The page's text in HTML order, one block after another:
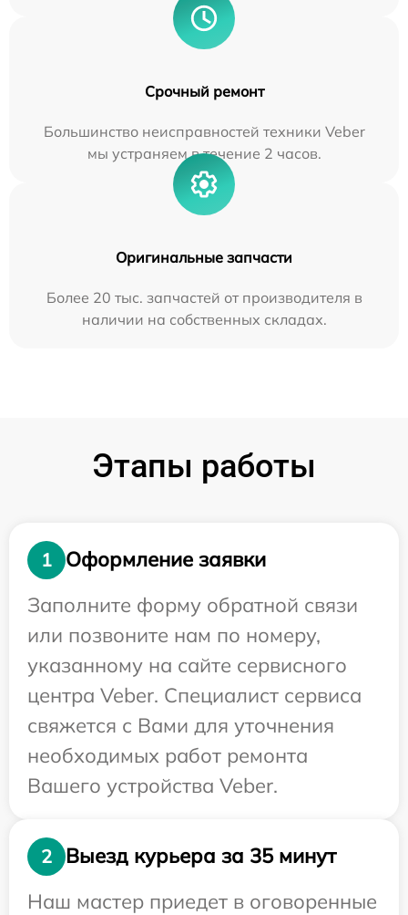
Срочный ремонт
Большинство неисправностей техники Veber
мы устраняем в течение 2 часов.
Оригинальные запчасти
Более 20 тыс. запчастей от производителя в
наличии на собственных складах.
Этапы работы
1
Оформление заявки
Заполните форму обратной связи
или позвоните нам по номеру,
указанному на сайте сервисного
центра Veber. Специалист сервиса
свяжется с Вами для уточнения
необходимых работ ремонта
Вашего устройства Veber.
2
Выезд курьера за 35 минут
Наш мастер приедет в оговоренные